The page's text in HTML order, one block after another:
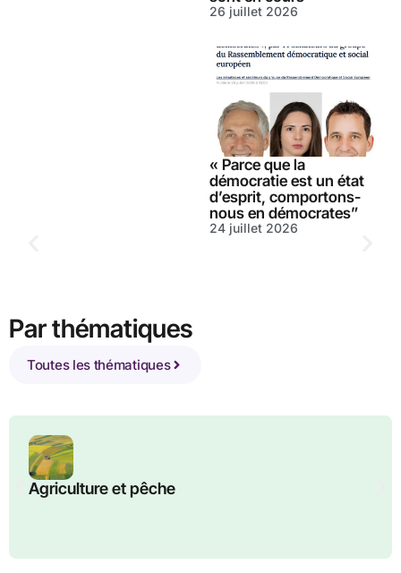
26 juillet 2026
« Parce que la
démocratie est un état
d’esprit, comportons-
nous en démocrates”
24 juillet 2026
Par thématiques
Toutes les thématiques
Agriculture et pêche